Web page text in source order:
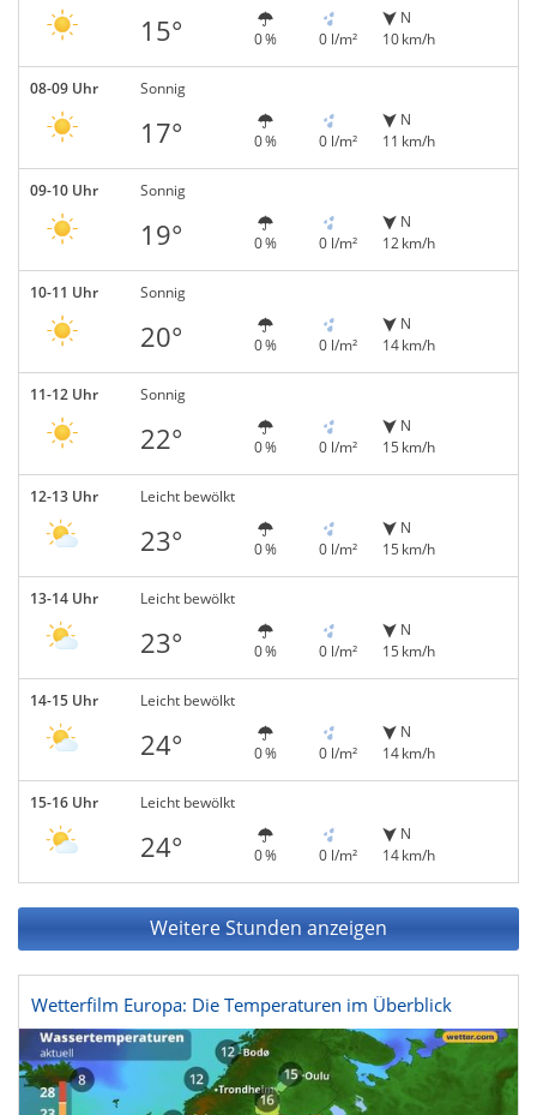
15° 0 % 0 l/m²
N
10 km/h
08-09 Uhr Sonnig
17° 0 % 0 l/m²
N
11 km/h
09-10 Uhr Sonnig
19° 0 % 0 l/m²
N
12 km/h
10-11 Uhr Sonnig
20° 0 % 0 l/m²
N
14 km/h
11-12 Uhr Sonnig
22° 0 % 0 l/m²
N
15 km/h
12-13 Uhr Leicht bewölkt
23° 0 % 0 l/m²
N
15 km/h
13-14 Uhr Leicht bewölkt
23° 0 % 0 l/m²
N
15 km/h
14-15 Uhr Leicht bewölkt
24° 0 % 0 l/m²
N
14 km/h
15-16 Uhr Leicht bewölkt
24° 0 % 0 l/m²
N
14 km/h
Weitere Stunden anzeigen
Wetterfilm Europa: Die Temperaturen im Überblick